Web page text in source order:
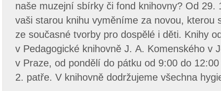
naše muzejní sbírky či fond knihovny? Od 29.
vaši starou knihu vyměníme za novou, kterou
ze současné tvorby pro dospělé i děti. Knihy
v Pedagogické knihovně J. A. Komenského v
v Praze, od pondělí do pátku od 9:00 do
2. patře. V knihovně dodržujeme všechna